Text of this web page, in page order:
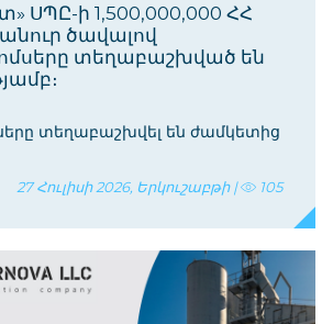
ՍՊԸ-ի 1,500,000,000 ՀՀ
ծավալով
տեղաբաշխված են
տեղաբաշխվել են ժամկետից
27 Հուլիսի 2026, Երկուշաբթի | 105